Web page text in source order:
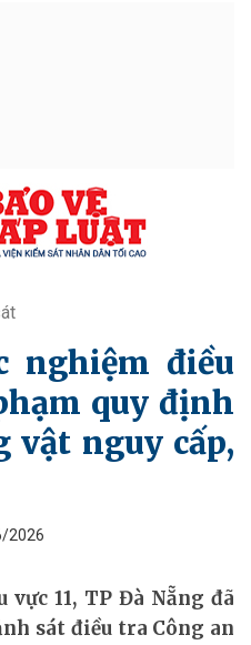
nghiệm điều
quy định
vật nguy cấp,
2026
vực 11, TP Đà Nẵng đã
sát điều tra Công an